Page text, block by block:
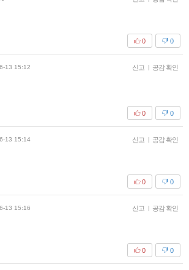
0
0
13 15:12 신고 | 공감 확인
0
0
13 15:14 신고 | 공감 확인
0
0
13 15:16 신고 | 공감 확인
0
0